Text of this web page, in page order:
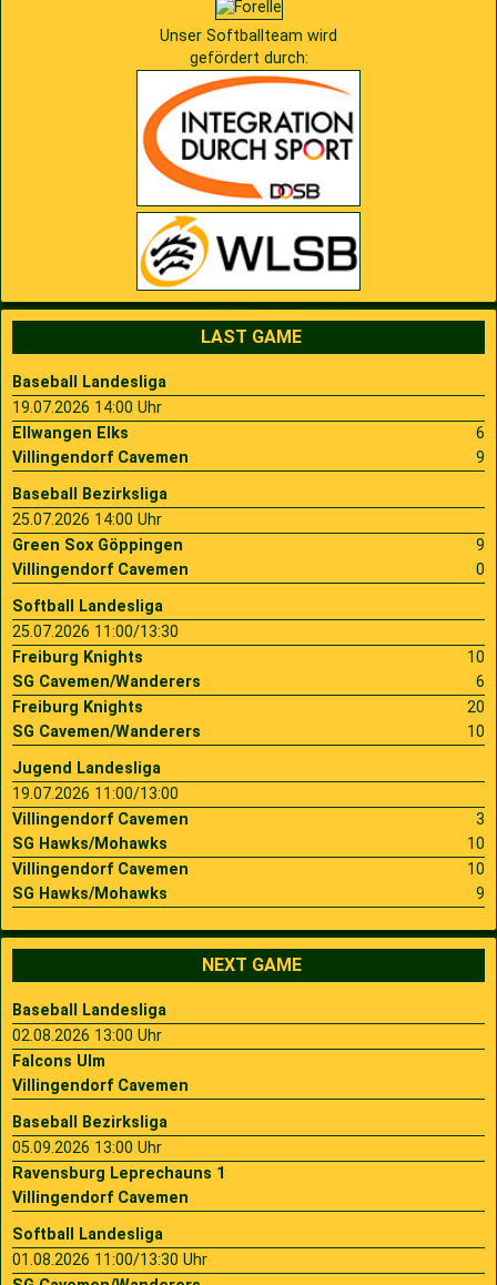
Unser Softballteam wird
gefördert durch:
LAST GAME
Baseball Landesliga
19.07.2026 14:00 Uhr
Ellwangen Elks
6
Villingendorf Cavemen
9
Baseball Bezirksliga
25.07.2026 14:00 Uhr
Green Sox Göppingen
9
Villingendorf Cavemen
0
Softball Landesliga
25.07.2026 11:00/13:30
Freiburg Knights
10
SG Cavemen/Wanderers
6
Freiburg Knights
20
SG Cavemen/Wanderers
10
Jugend Landesliga
19.07.2026 11:00/13:00
Villingendorf Cavemen
3
SG Hawks/Mohawks
10
Villingendorf Cavemen
10
SG Hawks/Mohawks
9
NEXT GAME
Baseball Landesliga
02.08.2026 13:00 Uhr
Falcons Ulm
Villingendorf Cavemen
Baseball Bezirksliga
05.09.2026 13:00 Uhr
Ravensburg Leprechauns 1
Villingendorf Cavemen
Softball Landesliga
01.08.2026 11:00/13:30 Uhr